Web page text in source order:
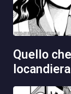
quello che volevo mangiare era la
locandiera